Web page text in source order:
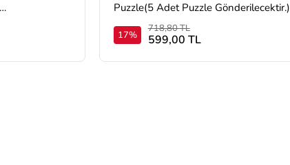
Puzzle(5 Adet Puzzle Gönderilecektir.)
17%
718,80 TL
599,00 TL